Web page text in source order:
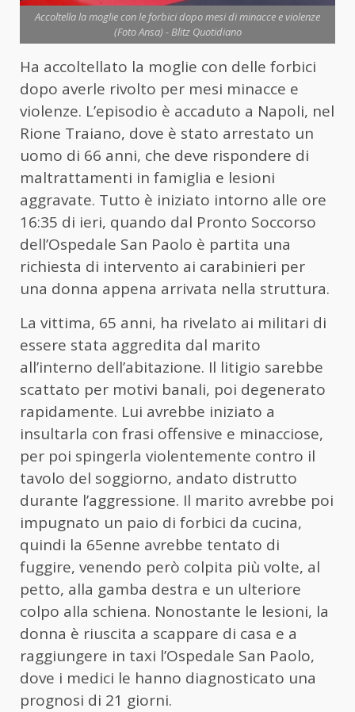
Accoltella la moglie con le forbici dopo mesi di minacce e violenze
(Foto Ansa) - Blitz Quotidiano
Ha accoltellato la moglie con delle forbici
dopo averle rivolto per mesi minacce e
violenze. L’episodio è accaduto a Napoli, nel
Rione Traiano, dove è stato arrestato un
uomo di 66 anni, che deve rispondere di
maltrattamenti in famiglia e lesioni
aggravate. Tutto è iniziato intorno alle ore
16:35 di ieri, quando dal Pronto Soccorso
dell’Ospedale San Paolo è partita una
richiesta di intervento ai carabinieri per
una donna appena arrivata nella struttura.
La vittima, 65 anni, ha rivelato ai militari di
essere stata aggredita dal marito
all’interno dell’abitazione. Il litigio sarebbe
scattato per motivi banali, poi degenerato
rapidamente. Lui avrebbe iniziato a
insultarla con frasi offensive e minacciose,
per poi spingerla violentemente contro il
tavolo del soggiorno, andato distrutto
durante l’aggressione. Il marito avrebbe poi
impugnato un paio di forbici da cucina,
quindi la 65enne avrebbe tentato di
fuggire, venendo però colpita più volte, al
petto, alla gamba destra e un ulteriore
colpo alla schiena. Nonostante le lesioni, la
donna è riuscita a scappare di casa e a
raggiungere in taxi l’Ospedale San Paolo,
dove i medici le hanno diagnosticato una
prognosi di 21 giorni.